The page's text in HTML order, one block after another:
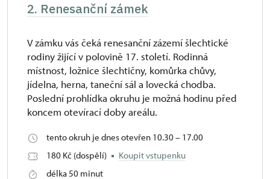
2. Renesanční zámek
V zámku vás čeká renesanční zázemí šlechtické
rodiny žijící v polovině 17. století. Rodinná
místnost, ložnice šlechtičny, komůrka chůvy,
jídelna, herna, taneční sál a lovecká chodba.
Poslední prohlídka okruhu je možná hodinu před
koncem otevírací doby areálu.
tento okruh je dnes otevřen 10.30 – 17.00
180 Kč (dospělí)
Koupit vstupenku
délka 50 minut